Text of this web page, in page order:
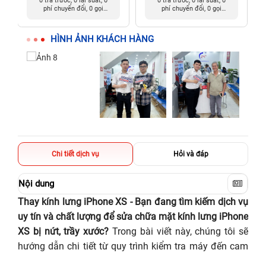
phí chuyển đổi, 0 gọi
phí chuyển đổi, 0 gọi
HÌNH ẢNH KHÁCH HÀNG
Chi tiết dịch vụ Hỏi và đáp
Nội dung
Thay kính lưng iPhone XS - Bạn đang tìm kiếm dịch vụ
uy tín và chất lượng để sửa chữa mặt kính lưng iPhone
XS bị nứt, trầy xước? Trong bài viết này, chúng tôi sẽ
hướng dẫn chi tiết từ quy trình kiểm tra máy đến cam